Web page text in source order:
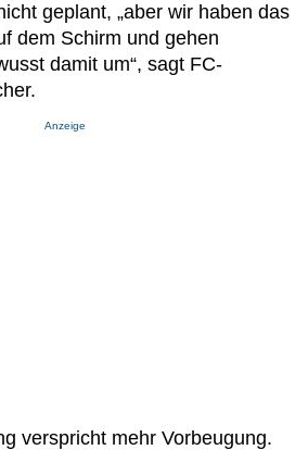
geplant, „aber wir haben das
dem Schirm und gehen
damit um“, sagt FC-
Anzeige
verspricht mehr Vorbeugung.